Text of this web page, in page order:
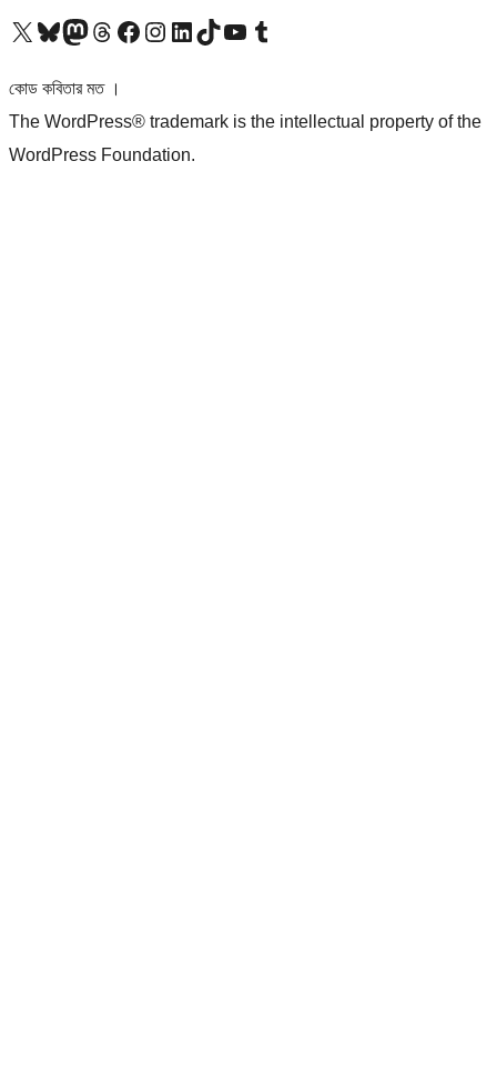
আমাদের X (আগের টুইটার) অ্যাকাউন্টে যানআমাদের Bluesky অ্যাকাউন্টটি দেখুনআমাদের মাস্টোডন অ্যাকাউন্টটি দেখুনআমাদের থ্রেডস অ্যাকাউন্টটি দেখুনআমাদের ফেসবুক পেজ দেখুনআমাদের ইন্সটাগ্রাম অ্যাকাউন্ট দেখুনআমাদের লিঙ্কডইন অ্যাকাউন্টে যানআমাদের TikTok অ্যাকাউন্টটি দেখুনআমাদের ইউটিউব চ্যানেলে যান আমাদের টাম্বলার অ্যাকাউন্ট দেখুন
কোড কবিতার মত ।
The WordPress® trademark is the intellectual property of the
WordPress Foundation.